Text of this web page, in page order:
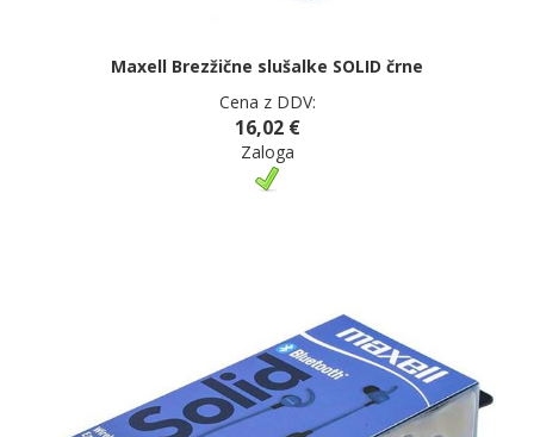
Maxell Brezžične slušalke SOLID črne
Cena z DDV:
16,02 €
Zaloga